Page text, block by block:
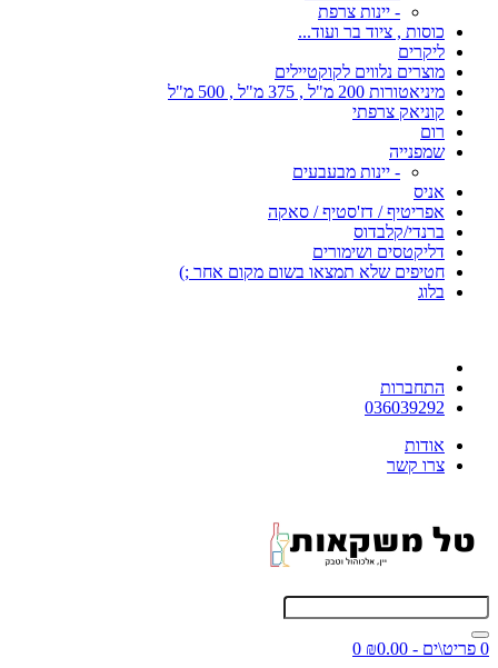
- יינות צרפת
כוסות , ציוד בר ועוד...
ליקרים
מוצרים נלווים לקוקטיילים
מיניאטורות 200 מ"ל , 375 מ"ל , 500 מ"ל
קוניאק צרפתי
רום
שמפנייה
- יינות מבעבעים
אניס
אפריטיף / דז'סטיף / סאקה
ברנדי/קלבדוס
דליקטסים ושימורים
חטיפים שלא תמצאו בשום מקום אחר ;)
בלוג
התחברות
036039292
אודות
צרו קשר
0 פריט\ים - ₪0.00
0